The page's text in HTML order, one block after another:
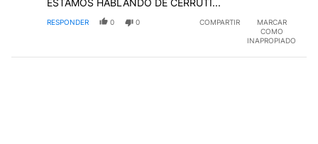
ESTAMOS HABLANDO DE CERRUTI...
RESPONDER 0 0 COMPARTIR
MARCAR
COMO
INAPROPIADO